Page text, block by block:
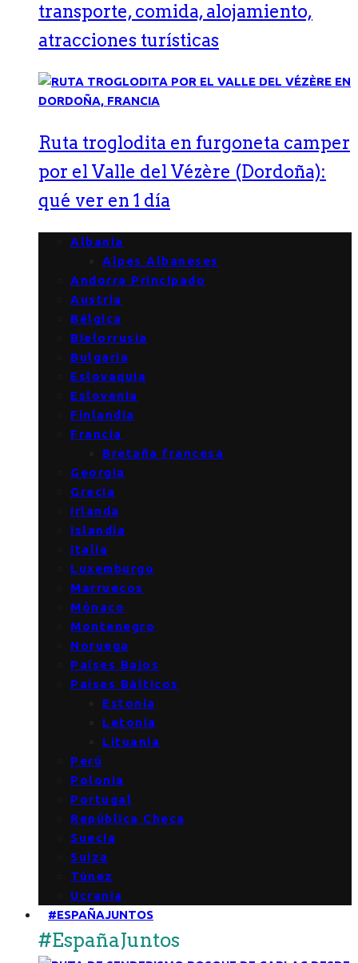
transporte, comida, alojamiento,
atracciones turísticas
Ruta troglodita en furgoneta camper
por el Valle del Vézère (Dordoña):
qué ver en 1 día
Albania
Alpes Albaneses
Andorra Principado
Austria
Bélgica
Bielorrusia
Bulgaria
Eslovaquia
Eslovenia
Finlandia
Francia
Bretaña francesa
Georgia
Grecia
Irlanda
Islandia
Italia
Luxemburgo
Marruecos
Mónaco
Montenegro
Noruega
Países Bajos
Países Bálticos
Estonia
Letonia
Lituania
Perú
Polonia
Portugal
República Checa
Suecia
Suiza
Túnez
Ucrania
#ESPAÑAJUNTOS
#EspañaJuntos